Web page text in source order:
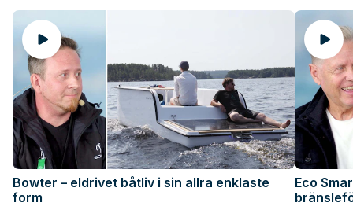
Bowter – eldrivet båtliv i sin allra enklaste
form
Eco